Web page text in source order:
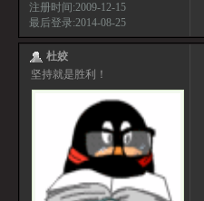
注册时间:2009-12-15
最后登录:2014-08-25
杜姣
坚持就是胜利！